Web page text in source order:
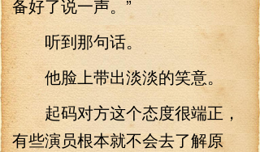
备好了说一声。”
听到那句话。
他脸上带出淡淡的笑意。
起码对方这个态度很端正，
有些演员根本就不会去了解原